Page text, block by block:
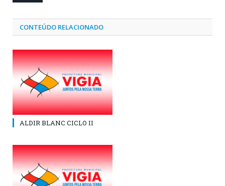
CONTEÚDO RELACIONADO
ALDIR BLANC CICLO II